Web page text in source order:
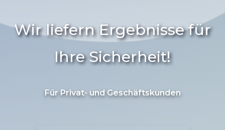
Wir liefern Ergebnisse für
Ihre Sicherheit!
Für Privat- und Geschäftskunden